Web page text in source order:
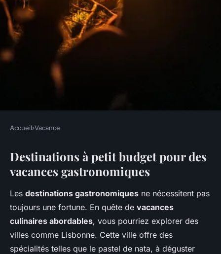
Les vacances gastronomiques
à petit budget : c'est possible !
Inaya•14 mars 2025•5 min de lecture
Accueil›Vacance
Destinations à petit budget pour des
vacances gastronomiques
Les destinations gastronomiques ne nécessitent pas
toujours une fortune. En quête de vacances
culinaires abordables, vous pourriez explorer des
villes comme Lisbonne. Cette ville offre des
spécialités telles que le pastel de nata, à déguster